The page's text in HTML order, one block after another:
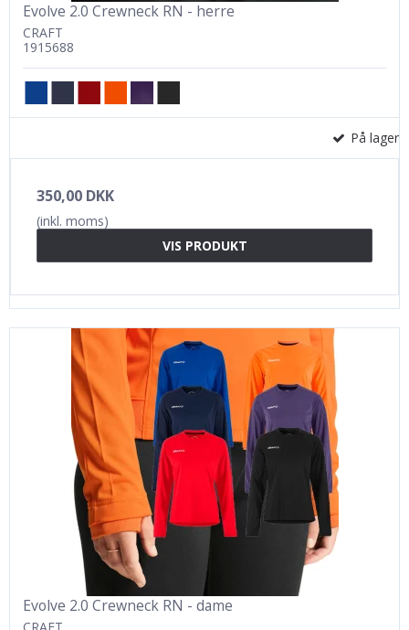
Evolve 2.0 Crewneck RN - herre
CRAFT
1915688
På lager
350,00 DKK
(inkl. moms)
VIS PRODUKT
Evolve 2.0 Crewneck RN - dame